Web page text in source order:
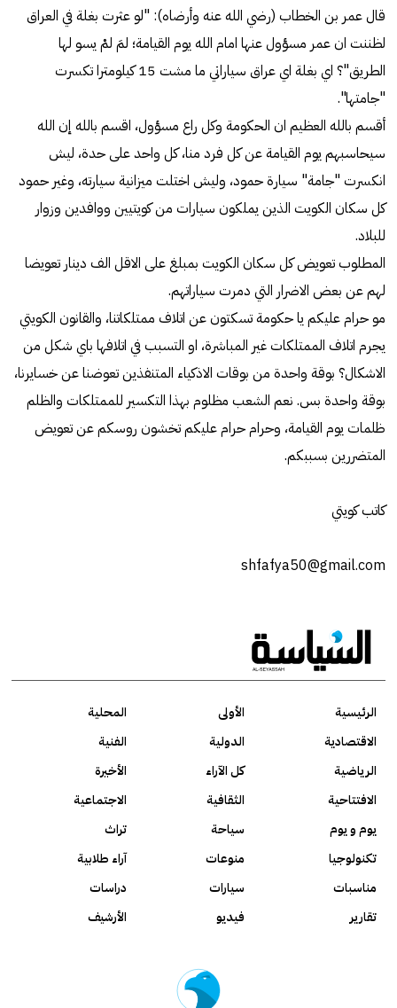
قال عمر بن الخطاب (رضي الله عنه وأرضاه): "لو عثرت بغلة في العراق
لظننت ان عمر مسؤول عنها امام الله يوم القيامة؛ لمَ لمْ يسو لها
الطريق"؟ اي بغلة اي عراق سياراتي ما مشت 15 كيلومترا تكسرت
"جامتها".
أقسم بالله العظيم ان الحكومة وكل راع مسؤول، اقسم بالله إن الله
سيحاسبهم يوم القيامة عن كل فرد منا، كل واحد على حدة، ليش
انكسرت "جامة" سيارة حمود، وليش اختلت ميزانية سيارته، وغير حمود
كل سكان الكويت الذين يملكون سيارات من كويتيين ووافدين وزوار
للبلاد.
المطلوب تعويض كل سكان الكويت بمبلغ على الاقل الف دينار تعويضا
لهم عن بعض الاضرار التي دمرت سياراتهم.
مو حرام عليكم يا حكومة تسكتون عن اتلاف ممتلكاتنا، والقانون الكويتي
يجرم اتلاف الممتلكات غير المباشرة، او التسبب في اتلافها باي شكل من
الاشكال؟ بوقة واحدة من بوقات الاذكياء المتنفذين تعوضنا عن خسايرنا،
بوقة واحدة بس. نعم الشعب مظلوم بهذا التكسير للممتلكات والظلم
ظلمات يوم القيامة، وحرام حرام عليكم تخشون روسكم عن تعويض
المتضررين بسببكم.
كاتب كويتي
shfafya50@gmail.com
الرئيسية الأولى
المحلية
الاقتصادية
الدولية
الفنية
الرياضية
كل الآراء
الأخيرة
الافتتاحية
الثقافية
الاجتماعية
يوم و يوم
سياحة
تراث
تكنولوجيا
منوعات
آراء طلابية
مناسبات
سيارات
دراسات
تقارير
فيديو الأرشيف